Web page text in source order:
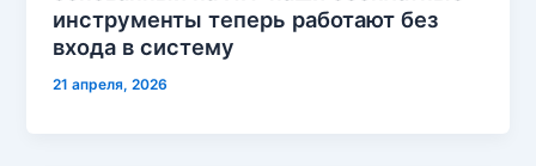
инструменты теперь работают без
входа в систему
21 апреля, 2026